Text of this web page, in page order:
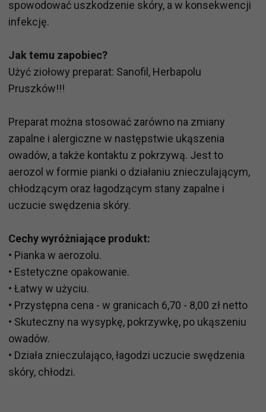
spowodować uszkodzenie skóry, a w konsekwencji
infekcję.
Jak temu zapobiec?
Użyć ziołowy preparat: Sanofil, Herbapolu
Pruszków!!!
Preparat można stosować zarówno na zmiany
zapalne i alergiczne w następstwie ukąszenia
owadów, a także kontaktu z pokrzywą. Jest to
aerozol w formie pianki o działaniu znieczulającym,
chłodzącym oraz łagodzącym stany zapalne i
uczucie swędzenia skóry.
Cechy wyróżniające produkt:
• Pianka w aerozolu.
• Estetyczne opakowanie.
• Łatwy w użyciu.
• Przystępna cena - w granicach 6,70 - 8,00 zł netto
• Skuteczny na wysypkę, pokrzywkę, po ukąszeniu
owadów.
• Działa znieczulająco, łagodzi uczucie swędzenia
skóry, chłodzi.